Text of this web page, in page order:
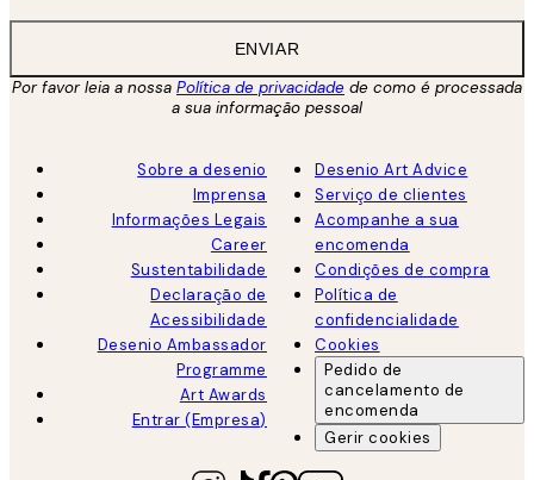
ENVIAR
Por favor leia a nossa Política de privacidade de como é processada
a sua informação pessoal
Sobre a desenio
Imprensa
Informações Legais
Career
Sustentabilidade
Declaração de
Acessibilidade
Desenio Ambassador
Programme
Art Awards
Entrar (Empresa)
Desenio Art Advice
Serviço de clientes
Acompanhe a sua
encomenda
Condições de compra
Política de
confidencialidade
Cookies
Pedido de
cancelamento de
encomenda
Gerir cookies